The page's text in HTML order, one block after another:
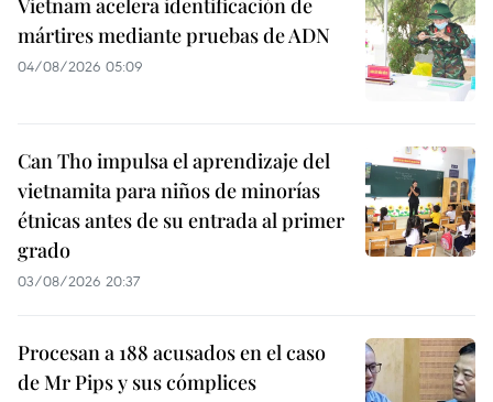
Vietnam acelera identificación de
mártires mediante pruebas de ADN
04/08/2026 05:09
Can Tho impulsa el aprendizaje del
vietnamita para niños de minorías
étnicas antes de su entrada al primer
grado
03/08/2026 20:37
Procesan a 188 acusados en el caso
de Mr Pips y sus cómplices